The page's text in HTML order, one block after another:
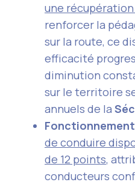
une
renforcer la
sur la route, ce
efficacité
diminution
sur le territoire
annuels de la
de conduire
de 12 points,
conducteurs